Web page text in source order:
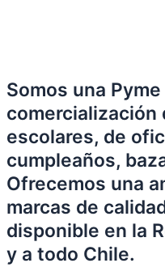
Somos una
comercialización
escolares, de
cumpleaños,
Ofrecemos una
marcas de
disponible en la
y a todo Chile.